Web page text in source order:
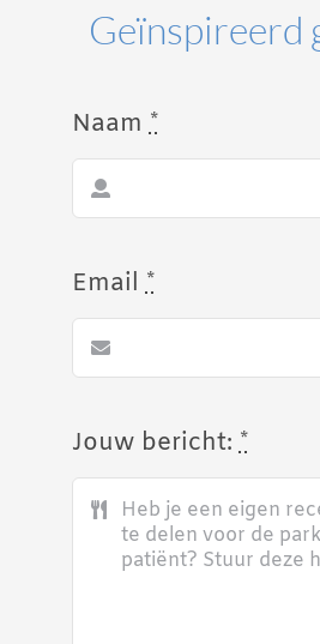
Geïnspireerd
Naam*
Email*
Jouw bericht:*